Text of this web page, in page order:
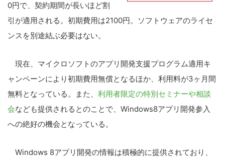
0円で、契約期間が長いほど割
引が適用される。初期費用は2100円。ソフトウェアのライセ
ンスを別途結ぶ必要はない。
現在、マイクロソフトのアプリ開発支援プログラム適用キ
ャンペーンにより初期費用無償となるほか、利用料が3ヶ月間
無料となっている。また、 利用者限定の特別セミナーや相談
会なども提供されるとのことで、Windows8アプリ開発参入
への絶好の機会となっている。
Windows 8アプリ開発の情報は積極的に提供されており、